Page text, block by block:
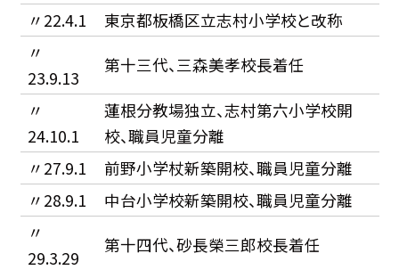
〃22.4.1
東京都板橋区立志村小学校と改称
〃
23.9.13
第十三代、三森美孝校長着任
〃
24.10.1
蓮根分教場独立、志村第六小学校開
校、職員児童分離
〃27.9.1
前野小学杖新築開校、職員児童分離
〃28.9.1
中台小学校新築開校、職員児童分離
〃
29.3.29
第十四代、砂長榮三郎校長着任